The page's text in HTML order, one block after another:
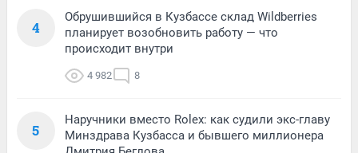
4
Обрушившийся в Кузбассе склад Wildberries
планирует возобновить работу — что
происходит внутри
4 982 8
5
Наручники вместо Rolex: как судили экс-главу
Минздрава Кузбасса и бывшего миллионера